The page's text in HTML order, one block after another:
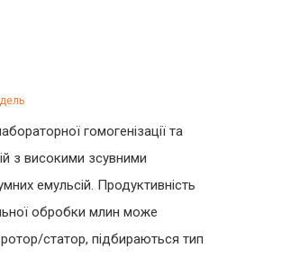
гомогенізації та
з високими зсувними
емульсій. Продуктивність
обробки млин може
статор, підбираються тип